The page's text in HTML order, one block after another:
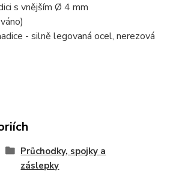
s vnějším Ø 4 mm
- silně legovaná ocel, nerezová
Průchodky, spojky a
záslepky